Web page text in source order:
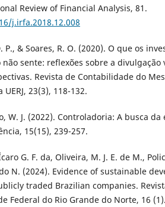
Review of Financial Analysis, 81.
j.irfa.2018.12.008
P., & Soares, R. O. (2020). O que os
não sente: reflexões sobre a divulgação
Revista de Contabilidade do
23(3), 118-132.
W. J. (2022). Controladoria: A busca da
15(15), 239-257.
G. F. da, Oliveira, M. J. E. de M.,
N. (2024). Evidence of sustainable
traded Brazilian companies.
Federal do Rio Grande do Norte, 16 (1).